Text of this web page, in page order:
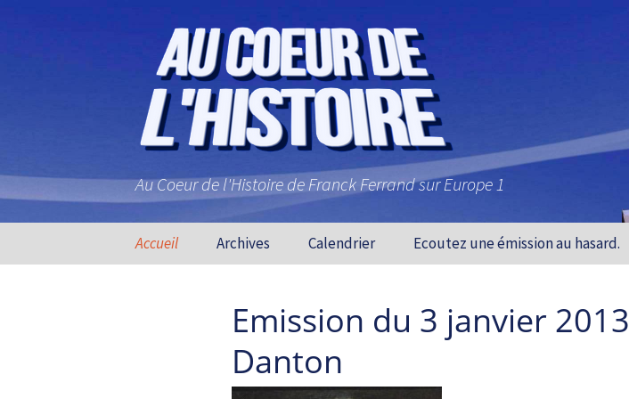
Au Coeur de l'Histoire de Franck Ferrand sur Europe 1
Aller au contenu principal
Accueil Archives Calendrier Ecoutez une émission au hasard.
Emission du 3 janvier 2013
Danton